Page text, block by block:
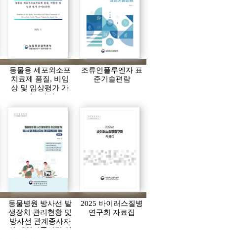
동물용 세포외소포
치료제 품질, 비임
상 및 임상평가 가
이드라인
조류인플루엔자 표
준기술편람
동물병원 방사선 발
생장치 관리현황 및
방사선 관계종사자
의 개인피폭선량 연
2025 바이러스질병
연구회 자료집